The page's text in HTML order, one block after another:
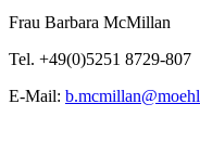
Frau Barbara McMillan
Tel. +49(0)5251 8729-807
E-Mail: